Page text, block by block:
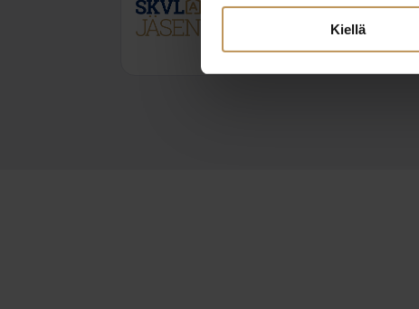
Kiellä
terhi.niekka@solidhouse.fi